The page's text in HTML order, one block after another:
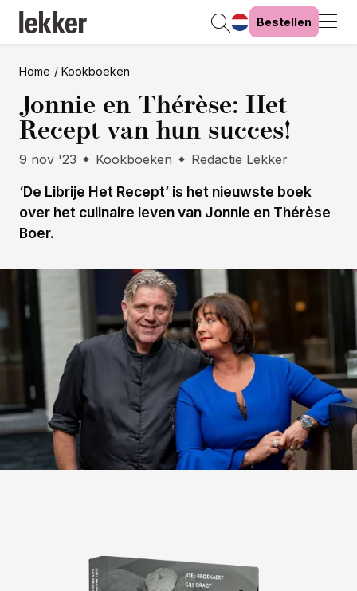
Bestellen
Home Kookboeken
Jonnie en Thérèse: Het
Recept van hun succes!
9 nov '23 Kookboeken Redactie Lekker
‘De Librije Het Recept’ is het nieuwste boek
over het culinaire leven van Jonnie en Thérèse
Boer.